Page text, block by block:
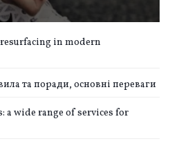
in modern
та поради, основні переваги
a wide range of services for